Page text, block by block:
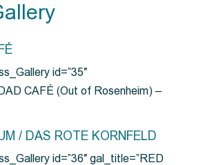
id=”35″
CAFÉ (Out of Rosenheim) –
/ DAS ROTE KORNFELD
id=”36″ gal_title=”RED